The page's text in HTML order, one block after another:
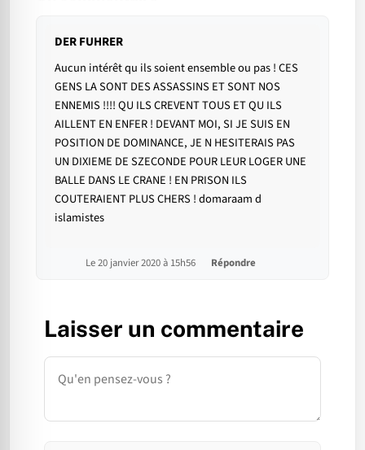
DER FUHRER
Aucun intérêt qu ils soient ensemble ou pas ! CES
GENS LA SONT DES ASSASSINS ET SONT NOS
ENNEMIS !!!! QU ILS CREVENT TOUS ET QU ILS
AILLENT EN ENFER ! DEVANT MOI, SI JE SUIS EN
POSITION DE DOMINANCE, JE N HESITERAIS PAS
UN DIXIEME DE SZECONDE POUR LEUR LOGER UNE
BALLE DANS LE CRANE ! EN PRISON ILS
COUTERAIENT PLUS CHERS ! domaraam d
islamistes
Le 20 janvier 2020 à 15h56 Répondre
Laisser un commentaire
Commentaire